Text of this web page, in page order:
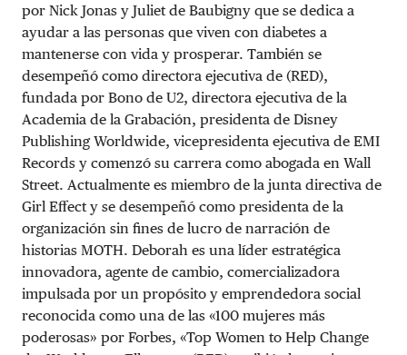
por Nick Jonas y Juliet de Baubigny que se dedica a
ayudar a las personas que viven con diabetes a
mantenerse con vida y prosperar. También se
desempeñó como directora ejecutiva de (RED),
fundada por Bono de U2, directora ejecutiva de la
Academia de la Grabación, presidenta de Disney
Publishing Worldwide, vicepresidenta ejecutiva de EMI
Records y comenzó su carrera como abogada en Wall
Street. Actualmente es miembro de la junta directiva de
Girl Effect y se desempeñó como presidenta de la
organización sin fines de lucro de narración de
historias MOTH. Deborah es una líder estratégica
innovadora, agente de cambio, comercializadora
impulsada por un propósito y emprendedora social
reconocida como una de las «100 mujeres más
poderosas» por Forbes, «Top Women to Help Change